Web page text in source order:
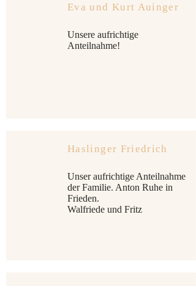
Eva und Kurt Auinger
Unsere aufrichtige
Anteilnahme!
Haslinger Friedrich
Unser aufrichtige Anteilnahme
der Familie. Anton Ruhe in
Frieden.
Walfriede und Fritz